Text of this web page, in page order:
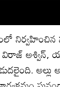
నిర్వహించిన
అశ్విన్,
అల్లు